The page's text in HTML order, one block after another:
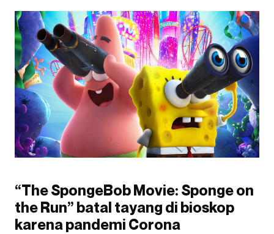
“The SpongeBob Movie: Sponge on
the Run” batal tayang di bioskop
karena pandemi Corona